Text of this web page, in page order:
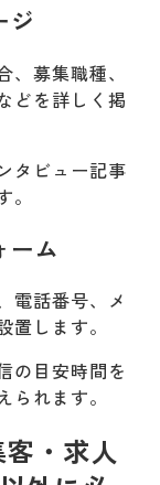
ジ
募集職種、
どを詳しく掲
タビュー記事
ーム
電話番号、メ
します。
の目安時間を
れます。
・求人